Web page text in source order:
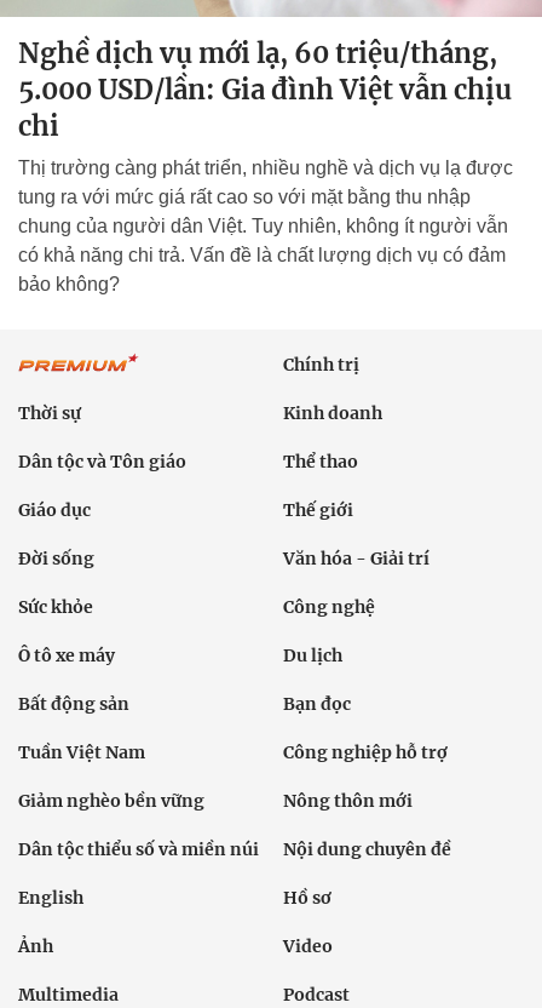
Nghề dịch vụ mới lạ, 60 triệu/tháng,
5.000 USD/lần: Gia đình Việt vẫn chịu
chi
Thị trường càng phát triển, nhiều nghề và dịch vụ lạ được
tung ra với mức giá rất cao so với mặt bằng thu nhập
chung của người dân Việt. Tuy nhiên, không ít người vẫn
có khả năng chi trả. Vấn đề là chất lượng dịch vụ có đảm
bảo không?
Chính trị
Thời sự Kinh doanh
Dân tộc và Tôn giáo Thể thao
Giáo dục Thế giới
Đời sống Văn hóa - Giải trí
Sức khỏe Công nghệ
Ô tô xe máy Du lịch
Bất động sản Bạn đọc
Tuần Việt Nam Công nghiệp hỗ trợ
Giảm nghèo bền vững Nông thôn mới
Dân tộc thiểu số và miền núi Nội dung chuyên đề
English Hồ sơ
Ảnh Video
Multimedia Podcast